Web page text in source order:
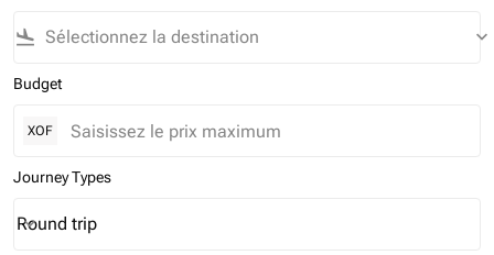
flight_land keyboard_arrow_down
Budget
XOF
Journey Types
Journey Types option Round trip Selected
Round trip
keyboard_arrow_down